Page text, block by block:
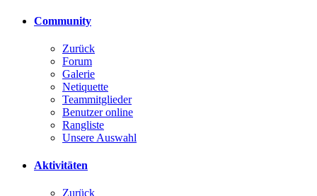
Community
Zurück
Forum
Galerie
Netiquette
Teammitglieder
Benutzer online
Rangliste
Unsere Auswahl
Aktivitäten
Zurück